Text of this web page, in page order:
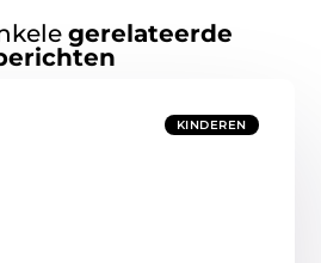
gerelateerde
KINDEREN